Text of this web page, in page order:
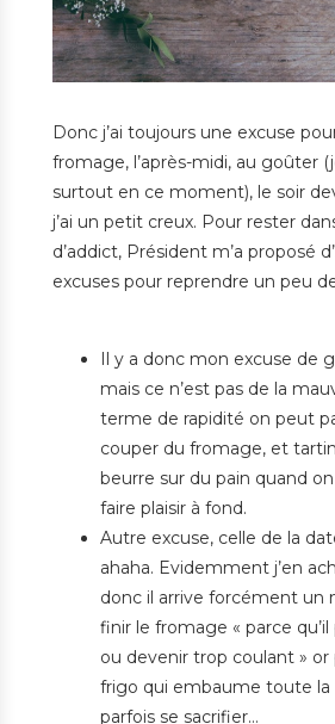
Donc j’ai toujours une excuse
fromage, l’après-midi, au goûter
surtout en ce moment), le soir
j’ai un petit creux. Pour rester
d’addict, Président m’a proposé
excuses pour reprendre un peu
Il y a donc mon excuse de
mais ce n’est pas de la
terme de rapidité on peut
couper du fromage, et
beurre sur du pain quand
faire plaisir à fond.
Autre excuse, celle de la
ahaha. Evidemment j’en
donc il arrive forcément un
finir le fromage « parce
ou devenir trop coulant » or
frigo qui embaume toute la
parfois se sacrifier…